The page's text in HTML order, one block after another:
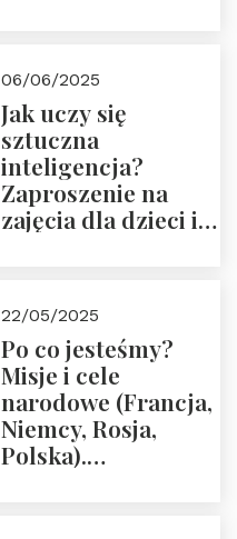
06/06/2025
Jak uczy się
sztuczna
inteligencja?
Zaproszenie na
zajęcia dla dzieci i
22/05/2025
Po co jesteśmy?
Misje i cele
narodowe (Francja,
Niemcy, Rosja,
Polska).